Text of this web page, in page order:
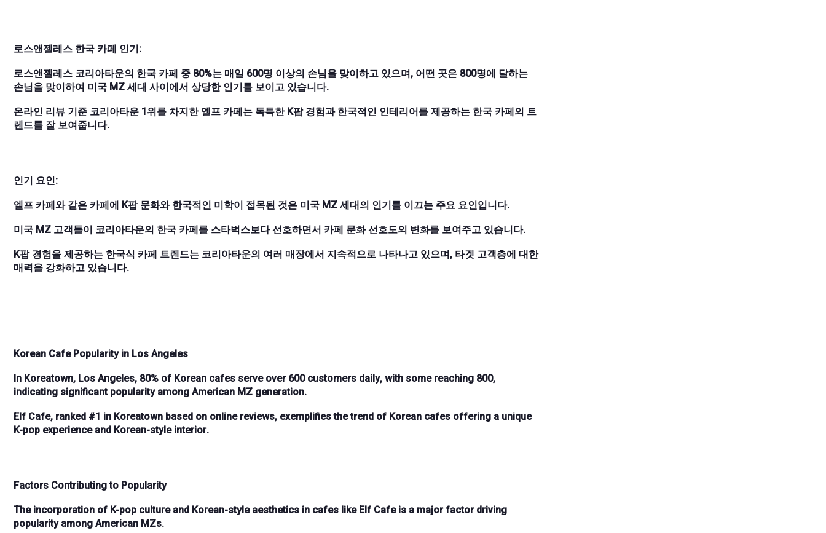
로스앤젤레스 한국 카페 인기:
로스앤젤레스 코리아타운의 한국 카페 중 80%는 매일 600명 이상의 손님을 맞이하고 있으며, 어떤 곳은 800명에 달하는
손님을 맞이하여 미국 MZ 세대 사이에서 상당한 인기를 보이고 있습니다.
온라인 리뷰 기준 코리아타운 1위를 차지한 엘프 카페는 독특한 K팝 경험과 한국적인 인테리어를 제공하는 한국 카페의 트
렌드를 잘 보여줍니다.
인기 요인:
엘프 카페와 같은 카페에 K팝 문화와 한국적인 미학이 접목된 것은 미국 MZ 세대의 인기를 이끄는 주요 요인입니다.
미국 MZ 고객들이 코리아타운의 한국 카페를 스타벅스보다 선호하면서 카페 문화 선호도의 변화를 보여주고 있습니다.
K팝 경험을 제공하는 한국식 카페 트렌드는 코리아타운의 여러 매장에서 지속적으로 나타나고 있으며, 타겟 고객층에 대한
매력을 강화하고 있습니다.
Korean Cafe Popularity in Los Angeles
In Koreatown, Los Angeles, 80% of Korean cafes serve over 600 customers daily, with some reaching 800,
indicating significant popularity among American MZ generation.
Elf Cafe, ranked #1 in Koreatown based on online reviews, exemplifies the trend of Korean cafes offering a unique
K-pop experienceand Korean-style interior.
Factors Contributing to Popularity
The incorporation of K-pop cultureand Korean-style aesthetics in cafes like Elf Cafe is a majorfactor driving
popularityamong American MZs.